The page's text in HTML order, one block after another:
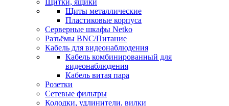
Щитки, ящики
Щиты металлические
Пластиковые корпуса
Серверные шкафы Netko
Разъёмы BNC/Питание
Кабель для видеонаблюдения
Кабель комбинированный для
видеонаблюдения
Кабель витая пара
Розетки
Сетевые фильтры
Колодки, удлинители, вилки